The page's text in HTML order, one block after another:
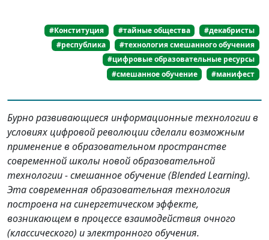
#Конституция #тайные общества
#декабристы
#республика
#технология смешанного обучения
#цифровые образовательные ресурсы
#смешанное обучение
#манифест
Бурно развивающиеся информационные технологии в
условиях цифровой революции сделали возможным
применение в образовательном пространстве
современной школы новой образовательной
технологии - смешанное обучение (Blended Learning).
Эта современная образовательная технология
построена на синергетическом эффекте,
возникающем в процессе взаимодействия очного
(классического) и электронного обучения.